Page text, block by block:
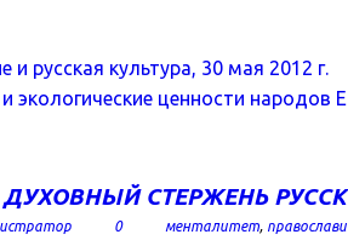
и русская культура, 30 мая 2012 г.
экологические ценности народов
СТЕРЖЕНЬ
0 менталитет,